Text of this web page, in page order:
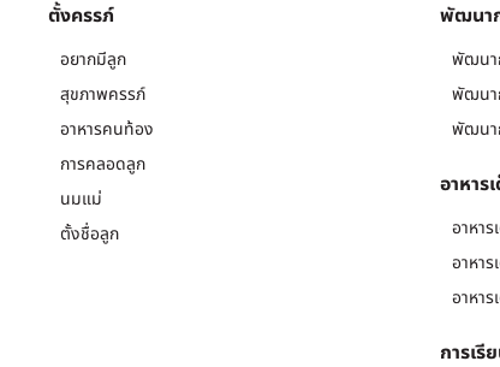
ตั้งครรภ์
อยากมีลูก
สุขภาพครรภ์
อาหารคนท้อง
การคลอดลูก
นมแม่
ตั้งชื่อลูก
พัฒนา
พัฒนา
พัฒนา
พัฒนา
อาหาร
อาหา
อาหา
อาหา
การเรี